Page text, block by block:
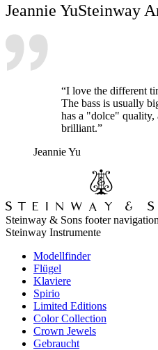
Jeannie YuSteinway
“I love the different
The bass is usually
has a "dolce" quality,
brilliant.”
Jeannie Yu
Steinway & Sons footer navigation
Steinway Instrumente
Modellfinder
Flügel
Klaviere
Spirio
Limited Editions
Color Collection
Crown Jewels
Gebraucht